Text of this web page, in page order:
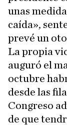
unas
caída»,
prevé un
La propia
auguró el
octubre
desde las
Congreso
de que